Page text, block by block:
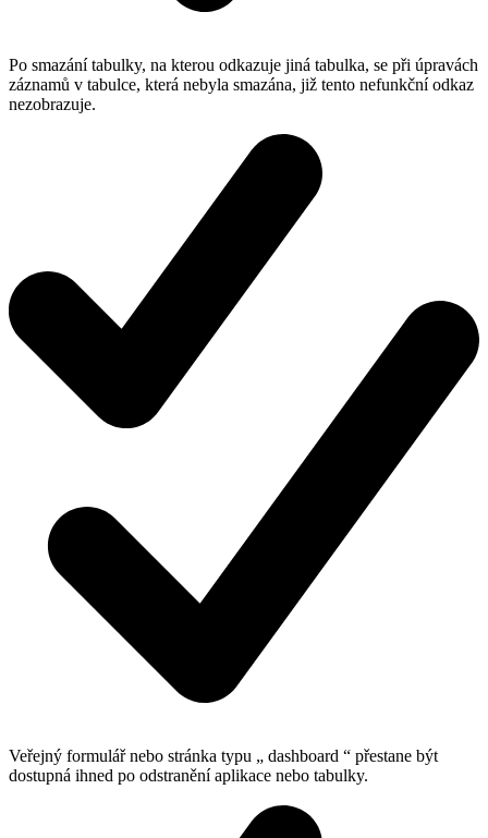
Po smazání tabulky, na kterou odkazuje jiná tabulka, se při úpravách
záznamů v tabulce, která nebyla smazána, již tento nefunkční odkaz
nezobrazuje.
Veřejný formulář nebo stránka typu „ dashboard “ přestane být
dostupná ihned po odstranění aplikace nebo tabulky.